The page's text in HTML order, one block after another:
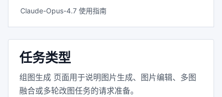
Claude-Opus-4.7 使用指南
任务类型
组图生成 页面用于说明图片生成、图片编辑、多图
融合或多轮改图任务的请求准备。